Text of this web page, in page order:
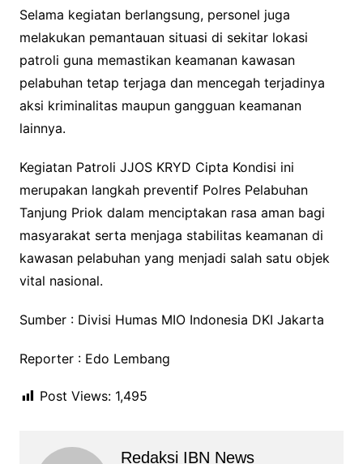
Selama kegiatan berlangsung, personel juga
melakukan pemantauan situasi di sekitar lokasi
patroli guna memastikan keamanan kawasan
pelabuhan tetap terjaga dan mencegah terjadinya
aksi kriminalitas maupun gangguan keamanan
lainnya.
Kegiatan Patroli JJOS KRYD Cipta Kondisi ini
merupakan langkah preventif Polres Pelabuhan
Tanjung Priok dalam menciptakan rasa aman bagi
masyarakat serta menjaga stabilitas keamanan di
kawasan pelabuhan yang menjadi salah satu objek
vital nasional.
Sumber : Divisi Humas MIO Indonesia DKI Jakarta
Reporter : Edo Lembang
Post Views: 1,495
Redaksi IBN News